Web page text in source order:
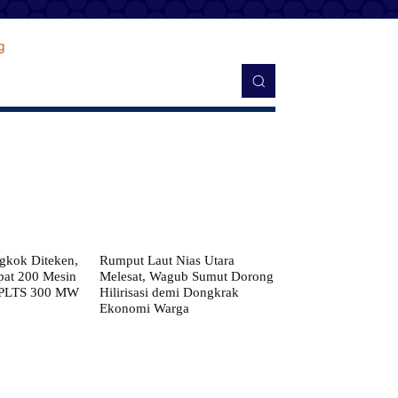
Diteken,
200 Mesin
300 MW
Rumput Laut Nias Utara
Melesat, Wagub Sumut Dorong
Hilirisasi demi Dongkrak
Ekonomi Warga